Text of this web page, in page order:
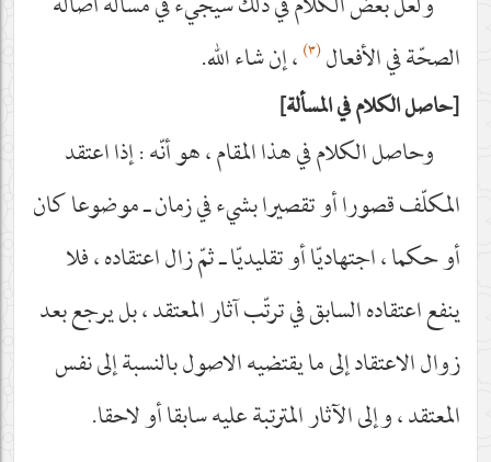
الصحّة في الأفعال(٣) ، إن شاء الله.
حاصل الكلام في المسألة
وحاصل الكلام في هذا المقام ، هو أنّه : إذا اعتقد
المكلّف قصورا أو تقصيرا بشيء في زمان ـ موضوعا كان
أو حكما ، اجتهاديّا أو تقليديّا ـ ثمّ زال اعتقاده ، فلا
ينفع اعتقاده السابق في ترتّب آثار المعتقد ، بل يرجع بعد
زوال الاعتقاد إلى ما يقتضيه الاصول بالنسبة إلى نفس
المعتقد ، وإلى الآثار المترتبة عليه سابقا أو لاحقا.